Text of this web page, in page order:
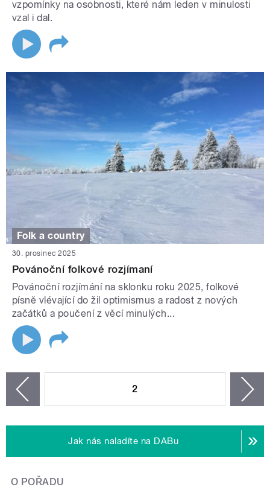
vzpomínky na osobnosti, které nám leden v minulosti
vzal i dal.
Folk a country
30. prosinec 2025
Povánoční folkové rozjímaní
Povánoční rozjímání na sklonku roku 2025, folkové
písně vlévající do žil optimismus a radost z nových
začátků a poučení z věcí minulých...
2
Jak nás naladíte na DABu
O POŘADU